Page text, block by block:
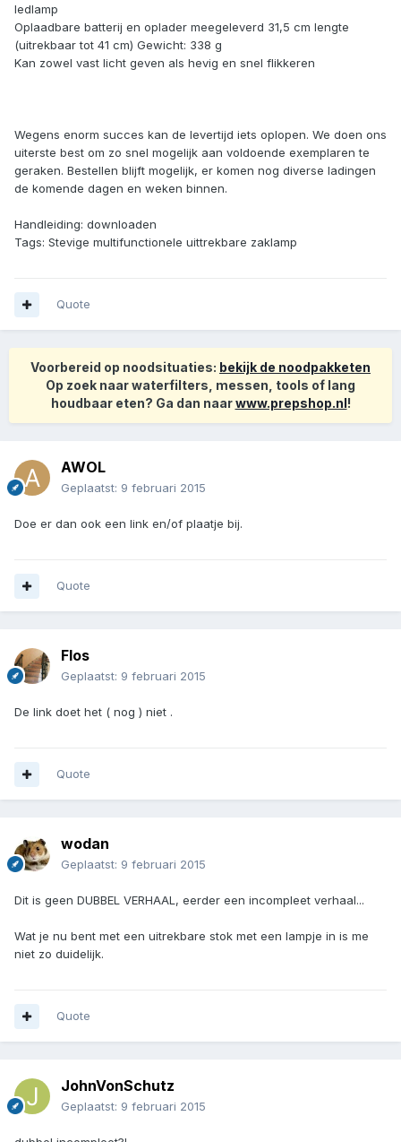
ledlamp
Oplaadbare batterij en oplader meegeleverd 31,5 cm lengte
(uitrekbaar tot 41 cm) Gewicht: 338 g
Kan zowel vast licht geven als hevig en snel flikkeren
Wegens enorm succes kan de levertijd iets oplopen. We doen ons
uiterste best om zo snel mogelijk aan voldoende exemplaren te
geraken. Bestellen blijft mogelijk, er komen nog diverse ladingen
de komende dagen en weken binnen.
Handleiding: downloaden
Tags: Stevige multifunctionele uittrekbare zaklamp
Quote
Voorbereid op noodsituaties: bekijk de noodpakketen
Op zoek naar waterfilters, messen, tools of lang
houdbaar eten? Ga dan naarwww.prepshop.nl!
AWOL
Geplaatst: 9 februari 2015
Doe er dan ook een link en/of plaatje bij.
Quote
Flos
Geplaatst: 9 februari 2015
De link doet het ( nog ) niet .
Quote
wodan
Geplaatst: 9 februari 2015
Dit is geen DUBBEL VERHAAL, eerder een incompleet verhaal...
Wat je nu bent met een uitrekbare stok met een lampje in is me
niet zo duidelijk.
Quote
JohnVonSchutz
Geplaatst: 9 februari 2015